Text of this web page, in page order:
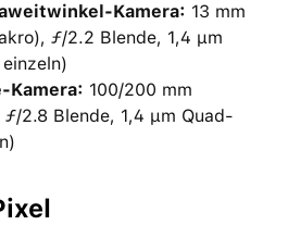
Kamera: 13 mm
ƒ/2.2 Blende, 1,4 μm
Kamera: 100/200 mm
2.8 Blende, 1,4 μm Quad-